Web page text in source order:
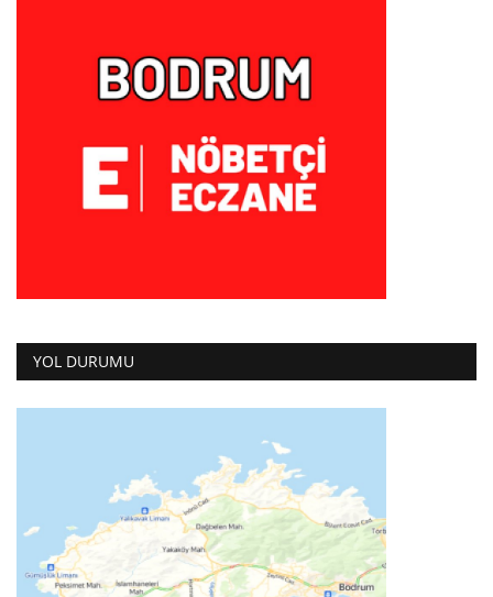
YOL DURUMU